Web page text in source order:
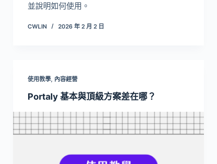
並說明如何使用。
CWLIN 2026 年 2 月 2 日
使用教學, 內容經營
Portaly 基本與頂級方案差在哪？